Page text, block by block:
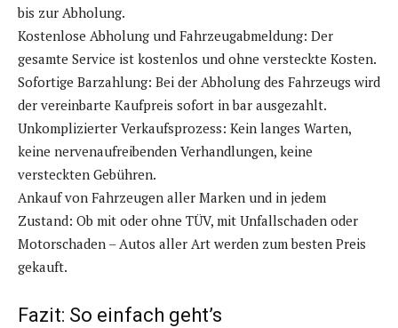
bis zur Abholung.
Kostenlose Abholung und Fahrzeugabmeldung: Der
gesamte Service ist kostenlos und ohne versteckte Kosten.
Sofortige Barzahlung: Bei der Abholung des Fahrzeugs wird
der vereinbarte Kaufpreis sofort in bar ausgezahlt.
Unkomplizierter Verkaufsprozess: Kein langes Warten,
keine nervenaufreibenden Verhandlungen, keine
versteckten Gebühren.
Ankauf von Fahrzeugen aller Marken und in jedem
Zustand: Ob mit oder ohne TÜV, mit Unfallschaden oder
Motorschaden – Autos aller Art werden zum besten Preis
gekauft.
Fazit: So einfach geht’s